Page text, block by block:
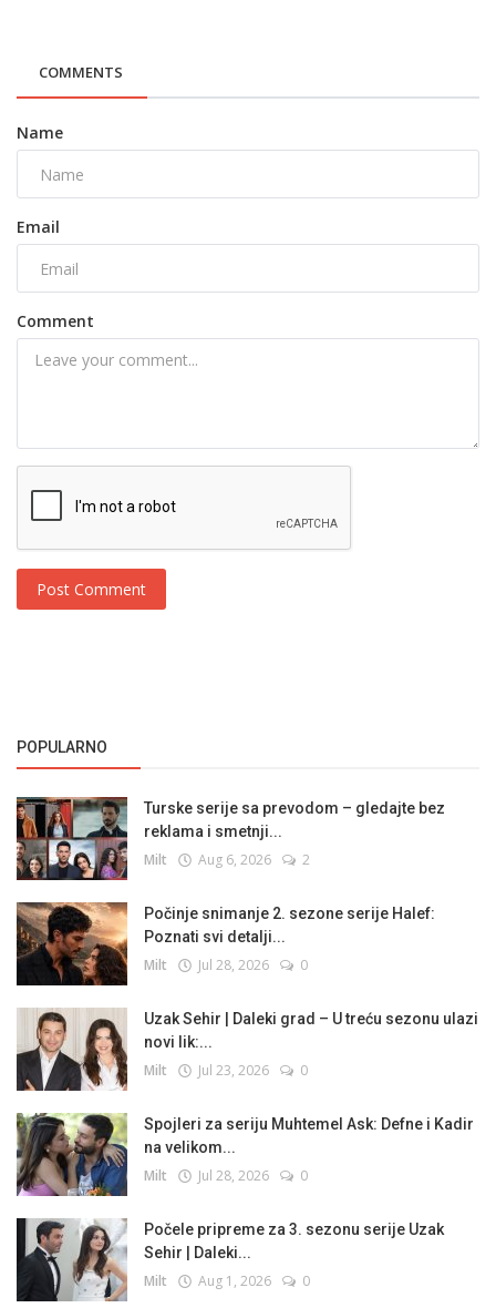
COMMENTS
Name
Email
Comment
Post Comment
POPULARNO
Turske serije sa prevodom – gledajte bez
reklama i smetnji...
Milt Aug 6, 2026 2
Počinje snimanje 2. sezone serije Halef:
Poznati svi detalji...
Milt Jul 28, 2026 0
Uzak Sehir | Daleki grad – U treću sezonu ulazi
novi lik:...
Milt Jul 23, 2026 0
Spojleri za seriju Muhtemel Ask: Defne i Kadir
na velikom...
Milt Jul 28, 2026 0
Počele pripreme za 3. sezonu serije Uzak
Sehir | Daleki...
Milt Aug 1, 2026 0